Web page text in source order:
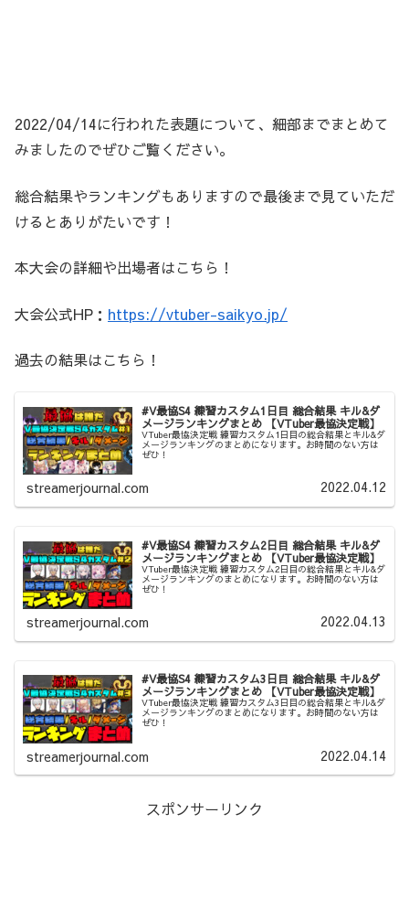
2022/04/14に行われた表題について、細部までまとめて
みましたのでぜひご覧ください。
総合結果やランキングもありますので最後まで見ていただ
けるとありがたいです！
本大会の詳細や出場者はこちら！
大会公式HP： https://vtuber-saikyo.jp/
過去の結果はこちら！
#V最協S4 練習カスタム1日目 総合結果 キル&ダ
メージランキングまとめ 【VTuber最協決定戦】
VTuber最協決定戦 練習カスタム1日目の総合結果とキル&ダ
メージランキングのまとめになります。お時間のない方は
ぜひ！
streamerjournal.com 2022.04.12
#V最協S4 練習カスタム2日目 総合結果 キル&ダ
メージランキングまとめ 【VTuber最協決定戦】
VTuber最協決定戦 練習カスタム2日目の総合結果とキル&ダ
メージランキングのまとめになります。お時間のない方は
ぜひ！
streamerjournal.com 2022.04.13
#V最協S4 練習カスタム3日目 総合結果 キル&ダ
メージランキングまとめ 【VTuber最協決定戦】
VTuber最協決定戦 練習カスタム3日目の総合結果とキル&ダ
メージランキングのまとめになります。お時間のない方は
ぜひ！
streamerjournal.com 2022.04.14
スポンサーリンク